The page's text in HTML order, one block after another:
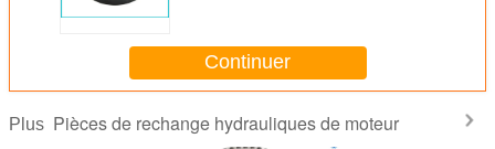
Continuer
Plus Pièces de rechange hydrauliques de moteur